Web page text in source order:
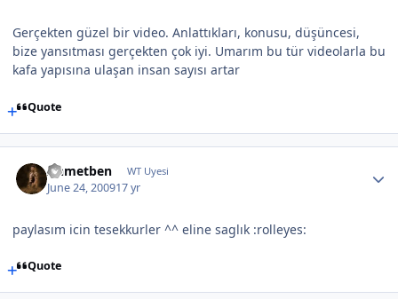
Gerçekten güzel bir video. Anlattıkları, konusu, düşüncesi,
bize yansıtması gerçekten çok iyi. Umarım bu tür videolarla bu
kafa yapısına ulaşan insan sayısı artar
Quote
Ahmetben WT Uyesi
June 24, 200917 yr
paylasım icin tesekkurler ^^ eline saglık :rolleyes:
Quote